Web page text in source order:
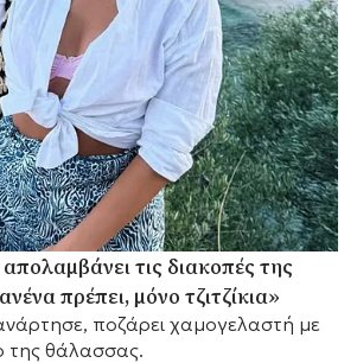
τις διακοπές της
πρέπει, μόνο τζιτζίκια»
ποζάρει χαμογελαστή με
της θάλασσας.